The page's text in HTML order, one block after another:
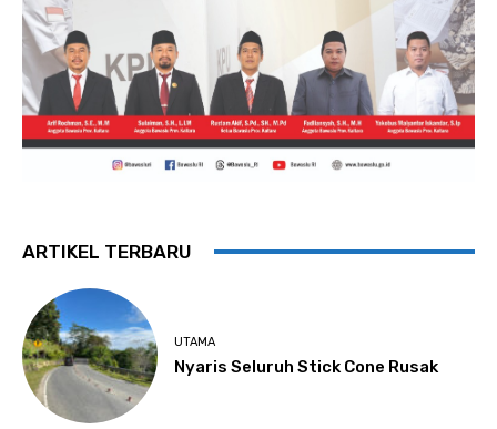
ARTIKEL TERBARU
UTAMA
Nyaris Seluruh Stick Cone Rusak